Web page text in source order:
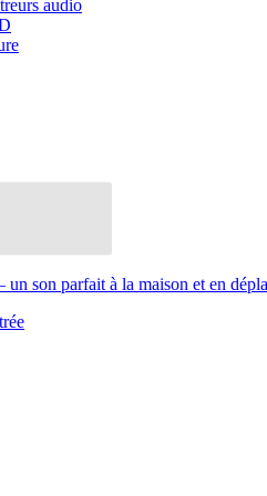
audio
un son parfait à la maison et en